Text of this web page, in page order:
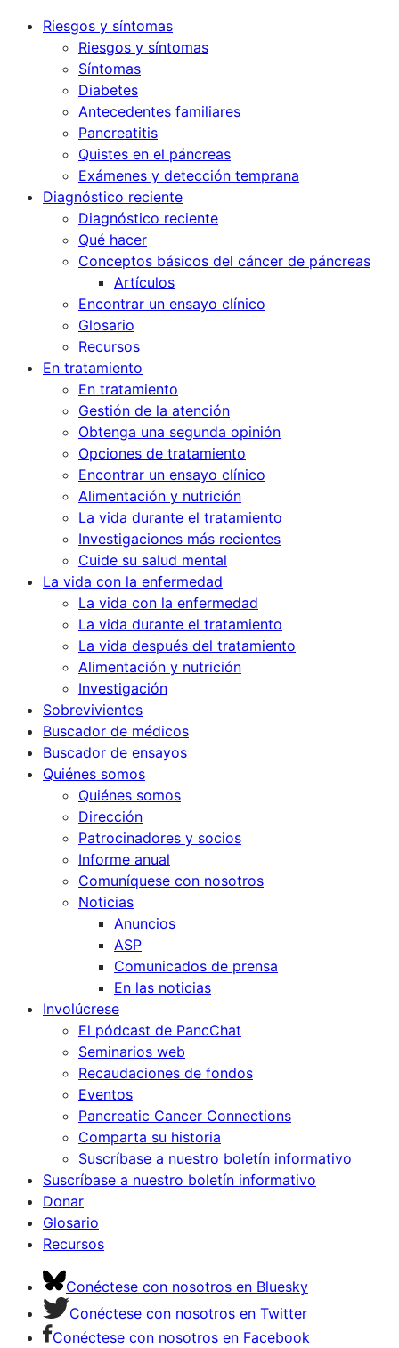
Riesgos y síntomas
Riesgos y síntomas
Síntomas
Diabetes
Antecedentes familiares
Pancreatitis
Quistes en el páncreas
Exámenes y detección temprana
Diagnóstico reciente
Diagnóstico reciente
Qué hacer
Conceptos básicos del cáncer de páncreas
Artículos
Encontrar un ensayo clínico
Glosario
Recursos
En tratamiento
En tratamiento
Gestión de la atención
Obtenga una segunda opinión
Opciones de tratamiento
Encontrar un ensayo clínico
Alimentación y nutrición
La vida durante el tratamiento
Investigaciones más recientes
Cuide su salud mental
La vida con la enfermedad
La vida con la enfermedad
La vida durante el tratamiento
La vida después del tratamiento
Alimentación y nutrición
Investigación
Sobrevivientes
Buscador de médicos
Buscador de ensayos
Quiénes somos
Quiénes somos
Dirección
Patrocinadores y socios
Informe anual
Comuníquese con nosotros
Noticias
Anuncios
ASP
Comunicados de prensa
En las noticias
Involúcrese
El pódcast de PancChat
Seminarios web
Recaudaciones de fondos
Eventos
Pancreatic Cancer Connections
Comparta su historia
Suscríbase a nuestro boletín informativo
Suscríbase a nuestro boletín informativo
Donar
Glosario
Recursos
Conéctese con nosotros en Bluesky
Conéctese con nosotros en Twitter
Conéctese con nosotros en Facebook